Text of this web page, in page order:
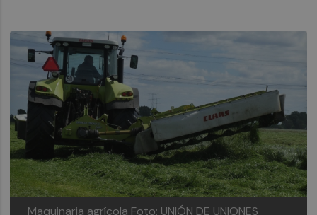
Maquinaria agrícola Foto: UNIÓN DE UNIONES